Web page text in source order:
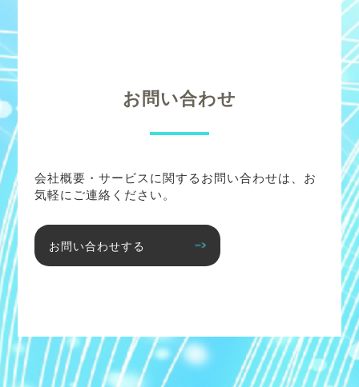
お問い合わせ
会社概要・サービスに関するお問い合わせは、お
気軽にご連絡ください。
お問い合わせする